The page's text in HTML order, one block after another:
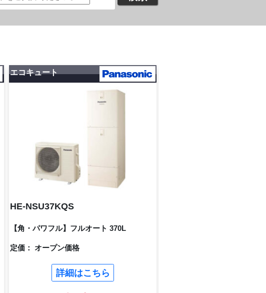
エコキュート
HE-NSU37KQS
【角・パワフル】フルオート 370L
定価： オープン価格
詳細はこちら